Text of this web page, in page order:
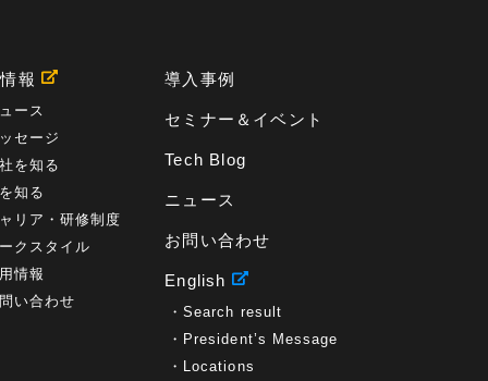
報
ース
セージ
を知る
知る
リア・研修制度
クスタイル
情報
い合わせ
導入事例
セミナー＆イベント
Tech Blog
ニュース
お問い合わせ
English
Search result
President’s Message
Locations